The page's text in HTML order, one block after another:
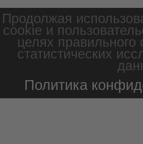
Продолжая
cookie и
целях правильного
статистических
Политика